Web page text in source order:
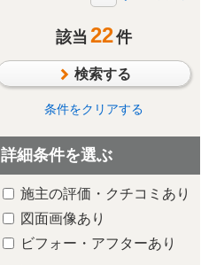
断熱・気密
太陽光発電/太陽熱利用
シックハウス対策
防水・雨漏り対策
防犯対策
趣味や嗜好を中心に
該当 22件
検索する
条件をクリアする
詳細条件を選ぶ
施主の評価・クチコミあり
図面画像あり
ビフォー・アフターあり